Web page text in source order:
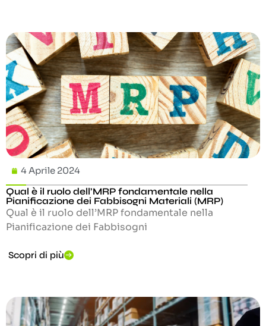
4 Aprile 2024
Qual è il ruolo dell’MRP fondamentale nella
Pianificazione dei Fabbisogni Materiali (MRP)
Qual è il ruolo dell’MRP fondamentale nella
Pianificazione dei Fabbisogni
Scopri di più